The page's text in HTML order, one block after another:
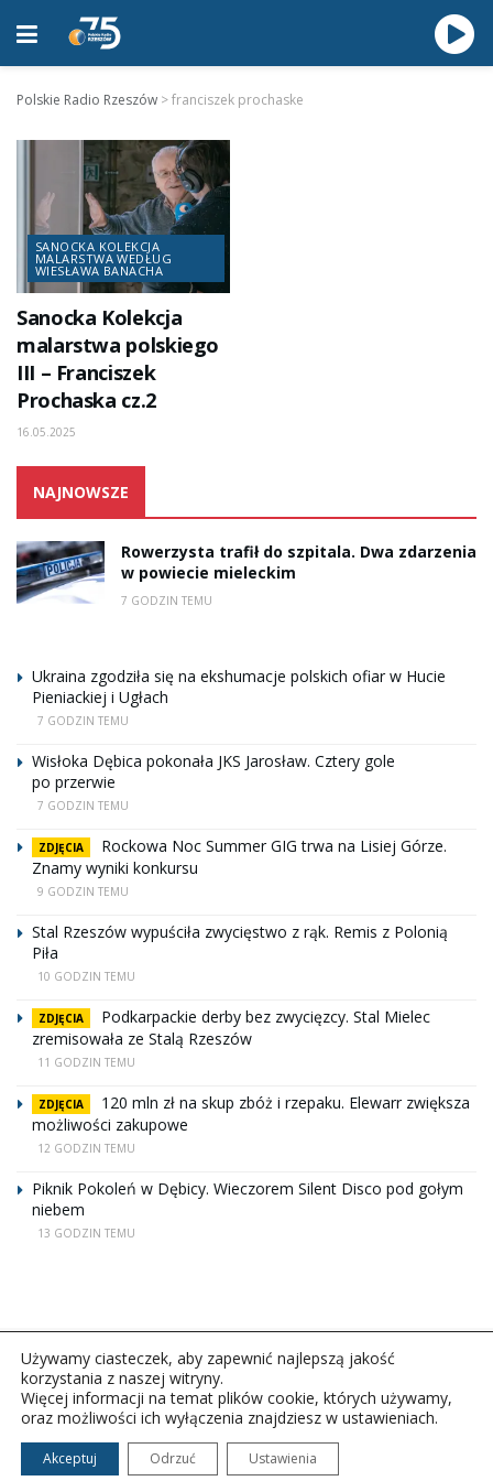
Polskie Radio Rzeszów >franciszek prochaske
SANOCKA KOLEKCJA
MALARSTWA WEDŁUG
WIESŁAWA BANACHA
Sanocka Kolekcja
malarstwa polskiego
III – Franciszek
Prochaska cz.2
16.05.2025
NAJNOWSZE
Rowerzysta trafił do szpitala. Dwa zdarzenia
w powiecie mieleckim
7 GODZIN TEMU
Ukraina zgodziła się na ekshumacje polskich ofiar w Hucie
Pieniackiej i Ugłach
7 GODZIN TEMU
Wisłoka Dębica pokonała JKS Jarosław. Cztery gole
po przerwie
7 GODZIN TEMU
ZDJĘCIA
Rockowa Noc Summer GIG trwa na Lisiej Górze.
Znamy wyniki konkursu
9 GODZIN TEMU
Stal Rzeszów wypuściła zwycięstwo z rąk. Remis z Polonią
Piła
10 GODZIN TEMU
ZDJĘCIA
Podkarpackie derby bez zwycięzcy. Stal Mielec
zremisowała ze Stalą Rzeszów
11 GODZIN TEMU
ZDJĘCIA
120 mln zł na skup zbóż i rzepaku. Elewarr zwiększa
możliwości zakupowe
12 GODZIN TEMU
Piknik Pokoleń w Dębicy. Wieczorem Silent Disco pod gołym
niebem
13 GODZIN TEMU
Copyright © 2026Polskie Radio Rzeszów S.A. w likwidacj.
Wszelkie prawa zastrzeżone.
Używamy ciasteczek, aby zapewnić najlepszą jakość
korzystania z naszej witryny.
Więcej informacji na temat plików cookie, których używamy,
oraz możliwości ich wyłączenia znajdziesz w ustawieniach.
Akceptuj Odrzuć Ustawienia